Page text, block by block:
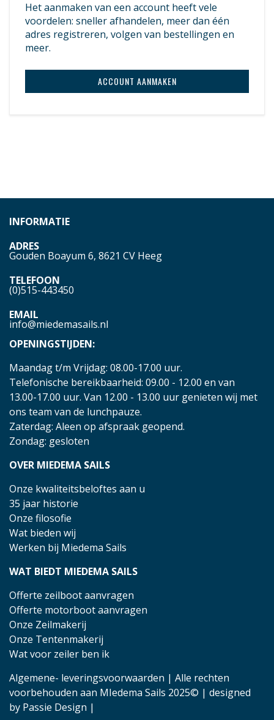
Het aanmaken van een account heeft vele
voordelen: sneller afhandelen, meer dan één
adres registreren, volgen van bestellingen en
meer.
ACCOUNT AANMAKEN
INFORMATIE
ADRES
Gouden Boayum 6, 8621 CV Heeg
TELEFOON
(0)515-443450
EMAIL
info@miedemasails.nl
OPENINGSTIJDEN:
Maandag t/m Vrijdag: 08.00-17.00 uur.
Telefonische bereikbaarheid: 09.00 - 12.00 en van
13.00-17.00 uur. Van 12.00 - 13.00 uur genieten wij met
ons team van de lunchpauze.
Zaterdag: Aleen op afspraak geopend.
Zondag: gesloten
OVER MIEDEMA SAILS
Onze kwaliteitsbeloftes aan u
35 jaar historie
Onze filosofie
Wat bieden wij
Werken bij Miedema Sails
WAT BIEDT MIEDEMA SAILS
Offerte zeilboot aanvragen
Offerte motorboot aanvragen
Onze Zeilmakerij
Onze Tentenmakerij
Wat voor zeiler ben ik
Algemene- leveringsvoorwaarden | Alle rechten
voorbehouden aan MIedema Sails 2025© | designed
by Passie Design |